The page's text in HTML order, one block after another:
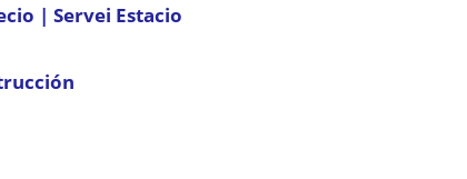
| Servei Estacio